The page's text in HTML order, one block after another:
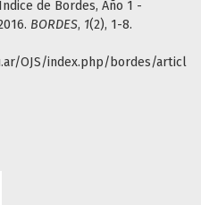
de Bordes, Año 1 -
BORDES, 1(2), 1-8.
OJS/index.php/bordes/articl